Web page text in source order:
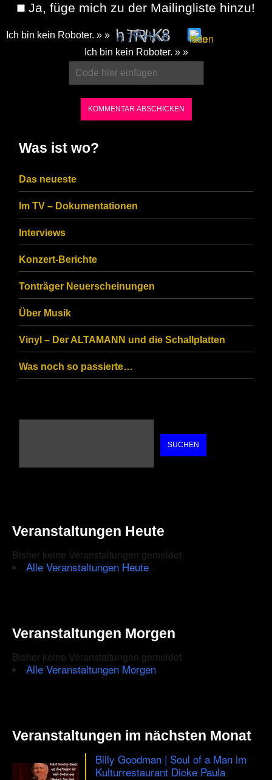
Ja, füge mich zu der Mailingliste hinzu!
Ich bin kein Roboter. » »
CAPTCHA
ensure
that
you
are
human.
Ich bin kein Roboter. » »
Was ist wo?
Das neueste
Im TV – Dokumentationen
Interviews
Konzert-Berichte
Tonträger Neuerscheinungen
Über Musik
Vinyl – Der ALTAMANN und die Schallplatten
Was noch so passierte…
SUCHEN
Veranstaltungen Heute
Bisher keine Veranstaltungen gemeldet
Alle Veranstaltungen Heute
Veranstaltungen Morgen
Bisher keine Veranstaltungen gemeldet
Alle Veranstaltungen Morgen
Veranstaltungen im nächsten Monat
Billy Goodman | Soul of a Man im
Kulturrestaurant Dicke Paula